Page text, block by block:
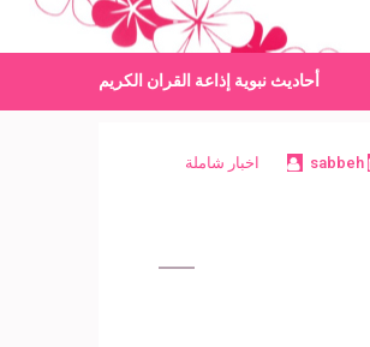
أحاديث نبوية إذاعة القران الكريم
sabbeh اخبار شاملة